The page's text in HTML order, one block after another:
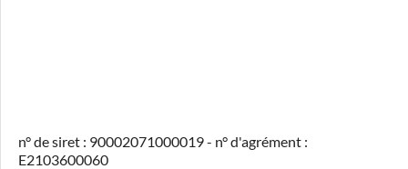
n° de siret : 90002071000019 - n° d'agrément :
E2103600060